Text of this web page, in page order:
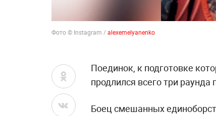
Фото © Instagram /alexemelyanenko
Поединок, к подготовке
продлился всего три
Боец смешанных